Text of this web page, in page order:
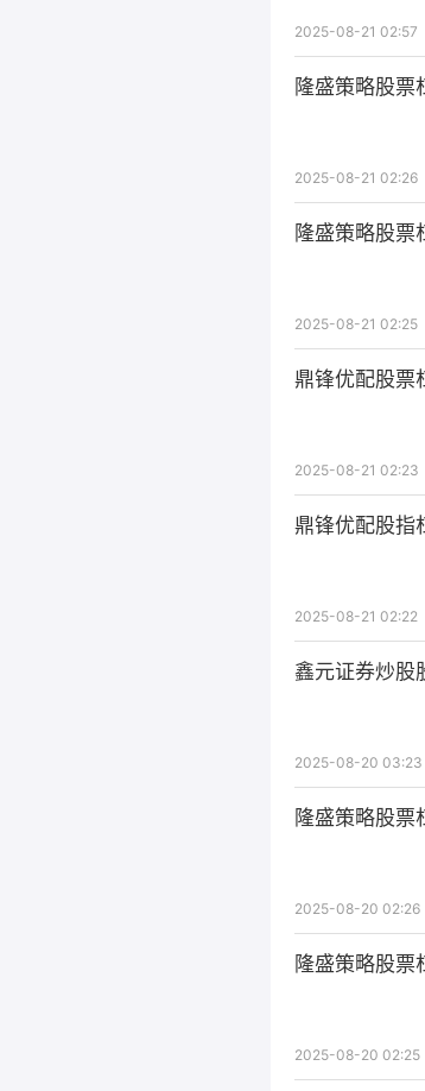
2025-08-21 02:57
隆盛策略股票
2025-08-21 02:26
隆盛策略股票
2025-08-21 02:25
鼎锋优配股票
2025-08-21 02:23
鼎锋优配股指
2025-08-21 02:22
鑫元证券炒股
2025-08-20 03:23
隆盛策略股票
2025-08-20 02:26
隆盛策略股票
2025-08-20 02:25